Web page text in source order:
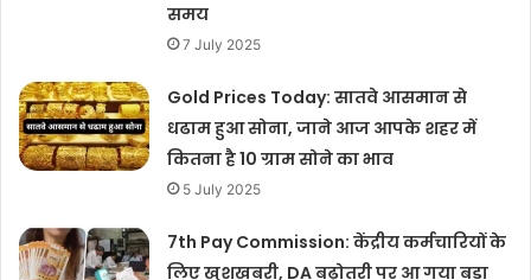
समय
7 July 2025
Gold Prices Today: सातवे आसमान से
धढाम हुआ सोना, जाने आज आपके शहर में
कितना है 10 ग्राम सोने का भाव
5 July 2025
7th Pay Commission: केंद्रीय कर्मचारियों के
लिए खुशखबरी, DA बढ़ोतरी पर आ गया बड़ा